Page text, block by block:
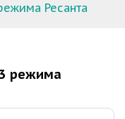
Ресанта
режима